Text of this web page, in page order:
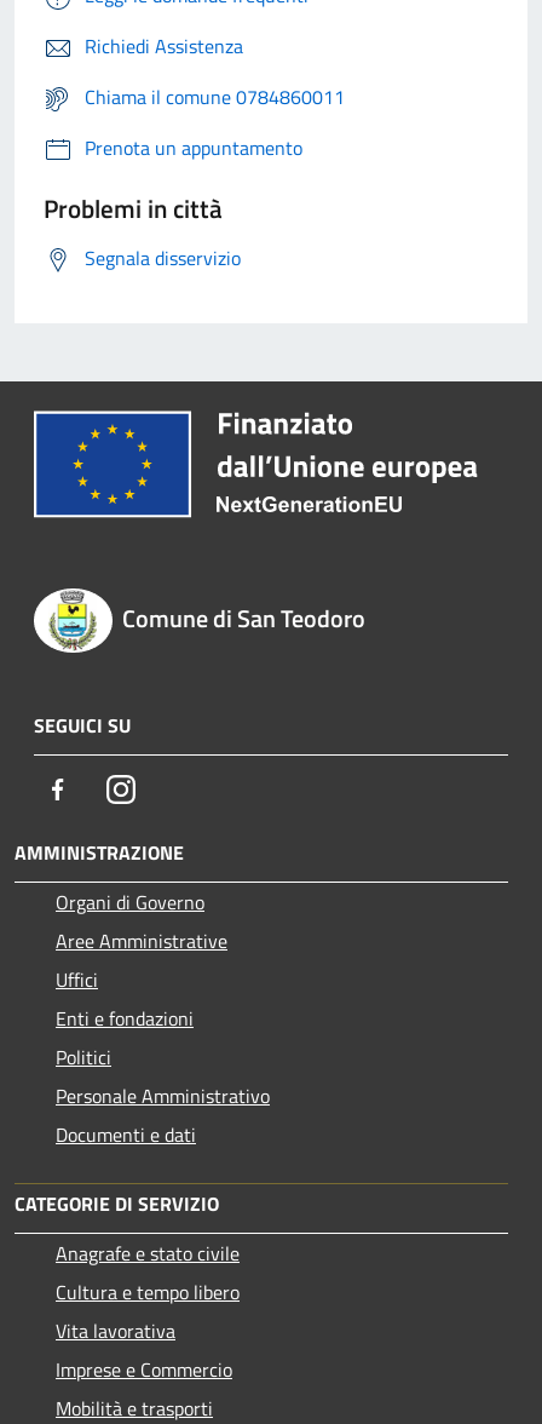
Richiedi Assistenza
Chiama il comune 0784860011
Prenota un appuntamento
Problemi in città
Segnala disservizio
Comune di San Teodoro
SEGUICI SU
FacebookInstagram
AMMINISTRAZIONE
Organi di Governo
Aree Amministrative
Uffici
Enti e fondazioni
Politici
Personale Amministrativo
Documenti e dati
CATEGORIE DI SERVIZIO
Anagrafe e stato civile
Cultura e tempo libero
Vita lavorativa
Imprese e Commercio
Mobilità e trasporti